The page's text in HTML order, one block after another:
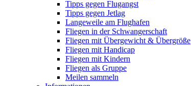
Tipps gegen Flugangst
Tipps gegen Jetlag
Langeweile am Flughafen
Fliegen in der Schwangerschaft
Fliegen mit Übergewicht & Übergröße
Fliegen mit Handicap
Fliegen mit Kindern
Fliegen als Gruppe
Meilen sammeln